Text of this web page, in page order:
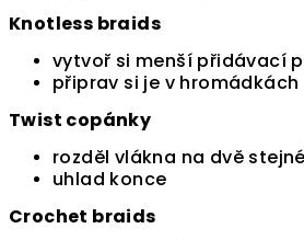
Knotless braids
vytvoř si menší přidávací
připrav si je v hromádkách
Twist copánky
rozděl vlákna na dvě
uhlad konce
Crochet braids